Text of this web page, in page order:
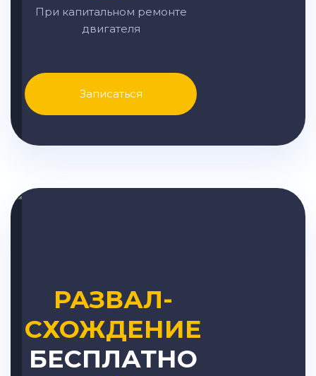
При капитальном ремонте
двигателя
Записаться
РАЗВАЛ-
СХОЖДЕНИЕ
БЕСПЛАТНО